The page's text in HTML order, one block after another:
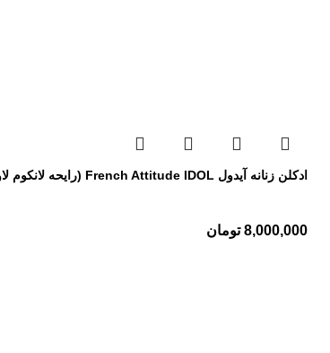
ادکلن زنانه آیدول French Attitude IDOL (رایحه لانکوم لاویه است بله)
8,000,000 تومان